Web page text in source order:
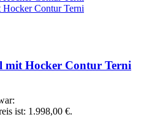
mit Hocker Contur Terni
ist: 1.998,00 €.